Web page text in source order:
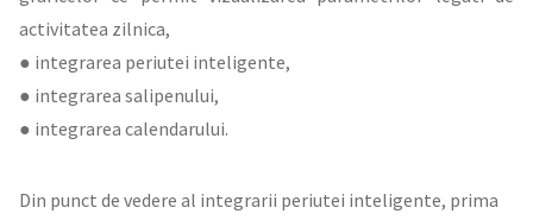
activitatea zilnica,
● integrarea periutei inteligente,
● integrarea salipenului,
● integrarea calendarului.
Din punct de vedere al integrarii periutei inteligente, prima